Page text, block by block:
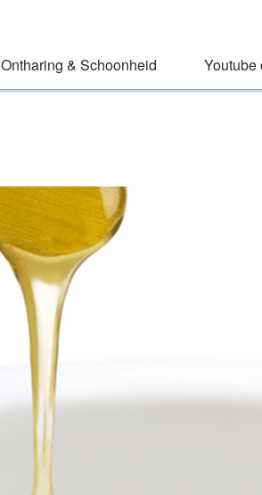
Ontharing & Schoonheid Youtube